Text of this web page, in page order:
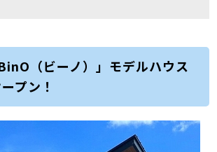
（ビーノ）」モデルハウス
プン！